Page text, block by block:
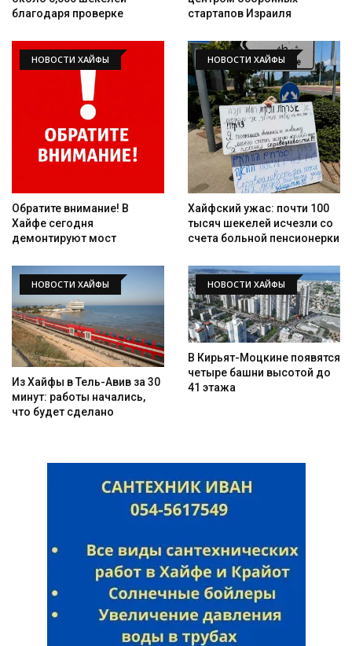
благодаря проверке
стартапов Израиля
НОВОСТИ ХАЙФЫ
Обратите внимание! В
Хайфе сегодня
демонтируют мост
НОВОСТИ ХАЙФЫ
Хайфский ужас: почти 100
тысяч шекелей исчезли со
счета больной пенсионерки
НОВОСТИ ХАЙФЫ
Из Хайфы в Тель-Авив за 30
минут: работы начались,
что будет сделано
НОВОСТИ ХАЙФЫ
В Кирьят-Моцкине появятся
четыре башни высотой до
41 этажа